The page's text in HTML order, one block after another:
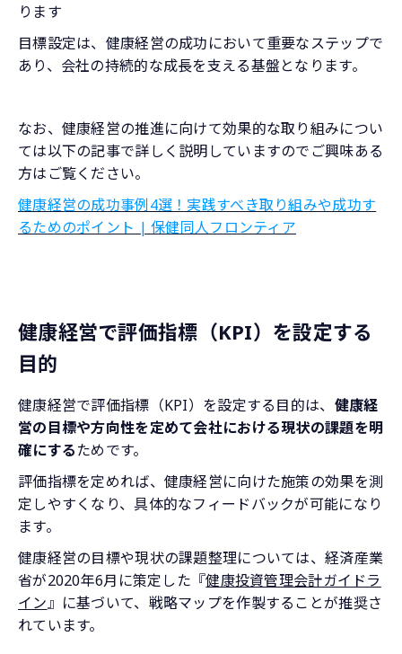
ります
目標設定は、健康経営の成功において重要なステップで
あり、会社の持続的な成長を支える基盤となります。
なお、健康経営の推進に向けて効果的な取り組みについ
ては以下の記事で詳しく説明していますのでご興味ある
方はご覧ください。
健康経営の成功事例4選！実践すべき取り組みや成功す
るためのポイント | 保健同人フロンティア
健康経営で評価指標（KPI）を設定する
目的
健康経営で評価指標（KPI）を設定する目的は、 健康経
営の目標や方向性を定めて会社における現状の課題を明
確にするためです。
評価指標を定めれば、健康経営に向けた施策の効果を測
定しやすくなり、具体的なフィードバックが可能になり
ます。
健康経営の目標や現状の課題整理については、経済産業
省が2020年6月に策定した『健康投資管理会計ガイドラ
イン』に基づいて、戦略マップを作製することが推奨さ
れています。